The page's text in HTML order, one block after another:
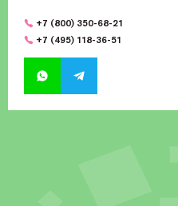
+7 (800) 350-68-21
+7 (495) 118-36-51